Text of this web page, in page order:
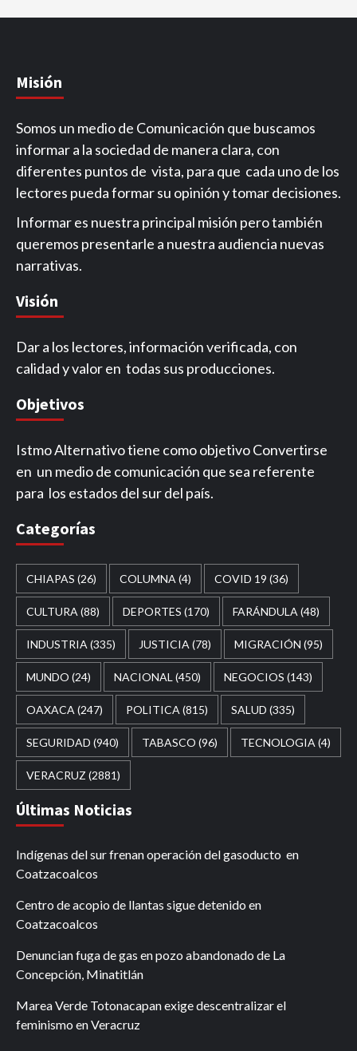
Misión
Somos un medio de Comunicación que buscamos
informar a la sociedad de manera clara, con
diferentes puntos de vista, para que cada uno de los
lectores pueda formar su opinión y tomar decisiones.
Informar es nuestra principal misión pero también
queremos presentarle a nuestra audiencia nuevas
narrativas.
Visión
Dar a los lectores, información verificada, con
calidad y valor en todas sus producciones.
Objetivos
Istmo Alternativo tiene como objetivo Convertirse
en un medio de comunicación que sea referente
para los estados del sur del país.
Categorías
CHIAPAS (26) COLUMNA (4) COVID 19 (36)
CULTURA (88) DEPORTES (170) FARÁNDULA (48)
INDUSTRIA (335) JUSTICIA (78) MIGRACIÓN (95)
MUNDO (24) NACIONAL (450) NEGOCIOS (143)
OAXACA (247) POLITICA (815) SALUD (335)
SEGURIDAD (940) TABASCO (96) TECNOLOGIA (4)
VERACRUZ (2881)
Últimas Noticias
Indígenas del sur frenan operación del gasoducto en
Coatzacoalcos
Centro de acopio de llantas sigue detenido en
Coatzacoalcos
Denuncian fuga de gas en pozo abandonado de La
Concepción, Minatitlán
Marea Verde Totonacapan exige descentralizar el
feminismo en Veracruz